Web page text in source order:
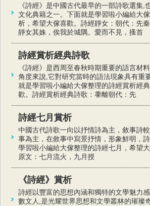
《詩經》是中國古代最早的一部詩歌選集,
文化典籍之一。下面就是學習啦小編給大
析，希望大傢喜歡。詩經靜女：朝代：先
靜女其姝，俟我於城隅。愛而不見，搔首
詩經賞析經典詩歌
《詩經》是西周至春秋時期重要的語言材
角度來說,它對研究當時的語法現象具有重
就是學習啦小編給大傢整理的詩經賞析經
歡。詩經賞析經典詩歌：黍離朝代：先
詩經七月賞析
中國古代詩歌一向以抒情詩為主，敘事詩
事為主，在敘事中寫景抒情，形象鮮明，
學習啦小編給大傢整理的詩經七月，希望
原文：七月流火，九月授
《詩經》賞析
詩經以豐富的思想內涵和獨特的文學魅力
數文人,是光耀世界思想和文學叢林的璀璨